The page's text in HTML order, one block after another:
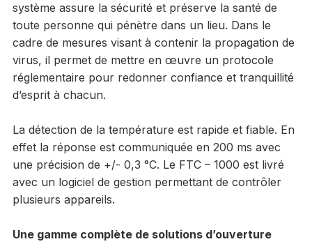
système assure la sécurité et préserve la santé de
toute personne qui pénètre dans un lieu. Dans le
cadre de mesures visant à contenir la propagation de
virus, il permet de mettre en œuvre un protocole
réglementaire pour redonner confiance et tranquillité
d’esprit à chacun.
La détection de la température est rapide et fiable. En
effet la réponse est communiquée en 200 ms avec
une précision de +/- 0,3 °C. Le FTC – 1000 est livré
avec un logiciel de gestion permettant de contrôler
plusieurs appareils.
Une gamme complète de solutions d’ouverture